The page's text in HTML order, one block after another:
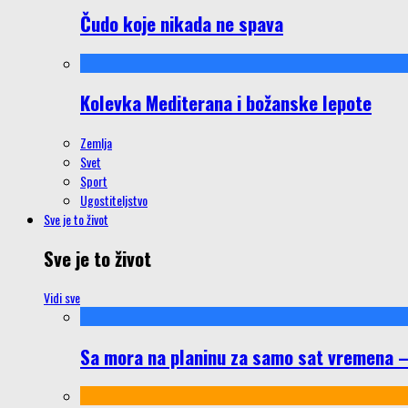
Čudo koje nikada ne spava
Kolevka Mediterana i božanske lepote
Zemlja
Svet
Sport
Ugostiteljstvo
Sve je to život
Sve je to život
Vidi sve
Sa mora na planinu za samo sat vremena